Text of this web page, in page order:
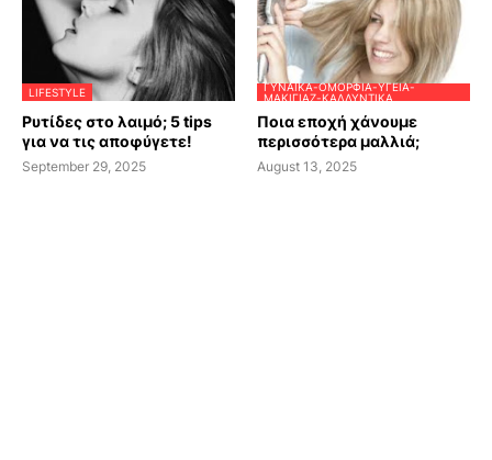
LIFESTYLE
Ρυτίδες στο λαιμό; 5 tips
για να τις αποφύγετε!
September 29, 2025
ΓΥΝΑΊΚΑ-ΟΜΟΡΦΙΆ-ΥΓΕΊΑ-
ΜΑΚΙΓΙΆΖ-ΚΑΛΛΥΝΤΙΚΆ
Ποια εποχή χάνουμε
περισσότερα μαλλιά;
August 13, 2025